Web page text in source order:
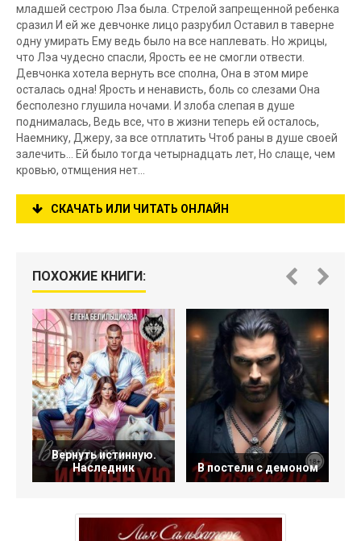
младшей сестрою Лэа была. Стрелой запрещенной ребенка
сразил И ей же девчонке лицо разрубил Оставил в таверне
одну умирать Ему ведь было на все наплевать. Но жрицы,
что Лэа чудесно спасли, Ярость ее не смогли отвести.
Девчонка хотела вернуть все сполна, Она в этом мире
осталась одна! Ярость и ненависть, боль со слезами Она
бесполезно глушила ночами. И злоба слепая в душе
поднималась, Ведь все, что в жизни теперь ей осталось,
Наемнику, Джеру, за все отплатить Чтоб раны в душе своей
залечить… Ей было тогда четырнадцать лет, Но слаще, чем
кровью, отмщения нет…
СКАЧАТЬ ИЛИ ЧИТАТЬ ОНЛАЙН
ПОХОЖИЕ КНИГИ:
Вернуть истинную.
Наследник
В постели с демоном